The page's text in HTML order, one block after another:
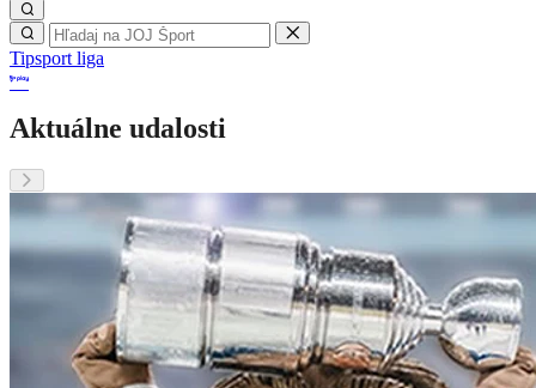
Tipsport liga
Aktuálne udalosti